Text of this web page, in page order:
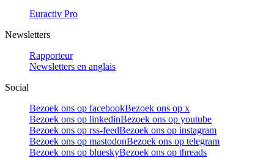
Euractiv Pro
Newsletters
Rapporteur
Newsletters en anglais
Social
Bezoek ons op facebookBezoek ons op x
Bezoek ons op linkedinBezoek ons op youtube
Bezoek ons op rss-feedBezoek ons op instagram
Bezoek ons op mastodonBezoek ons op telegram
Bezoek ons op blueskyBezoek ons op threads